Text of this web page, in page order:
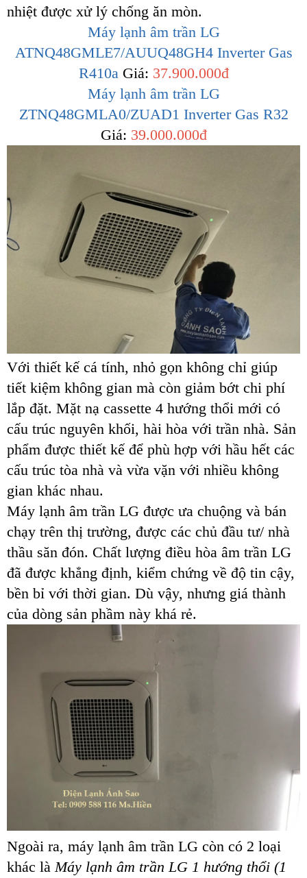
nhiệt được xử lý chống ăn mòn.
Máy lạnh âm trần LG
ATNQ48GMLE7/AUUQ48GH4 Inverter Gas
R410aGiá: 37.900.000đ
Máy lạnh âm trần LG
ZTNQ48GMLA0/ZUAD1 Inverter Gas R32
Giá: 39.000.000đ
Với thiết kế cá tính, nhỏ gọn không chỉ giúp
tiết kiệm không gian mà còn giảm bớt chi phí
lắp đặt. Mặt nạ cassette 4 hướng thổi mới có
cấu trúc nguyên khối, hài hòa với trần nhà. Sản
phẩm được thiết kế để phù hợp với hầu hết các
cấu trúc tòa nhà và vừa vặn với nhiều không
gian khác nhau.
Máy lạnh âm trần LG được ưa chuộng và bán
chạy trên thị trường, được các chủ đầu tư/ nhà
thầu săn đón. Chất lượng điều hòa âm trần LG
đã được khẳng định, kiểm chứng về độ tin cậy,
bền bỉ với thời gian. Dù vậy, nhưng giá thành
của dòng sản phầm này khá rẻ.
Ngoài ra, máy lạnh âm trần LG còn có 2 loại
khác làMáy lạnh âm trần LG 1 hướng thổi (1